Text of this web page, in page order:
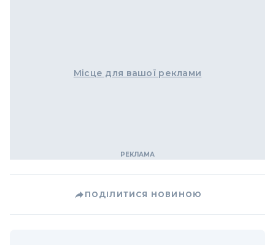
Місце для вашої реклами
ПОДІЛИТИСЯ НОВИНОЮ